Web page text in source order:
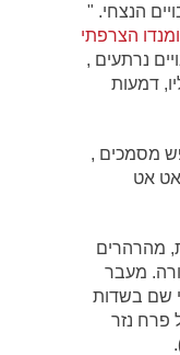
הנצחי. "
הצרפתי
נרתעים ,
דמעות
מסמכים ,
אט אט
מהרהרים
מעבר
שם בשדות
פרח נזר
.